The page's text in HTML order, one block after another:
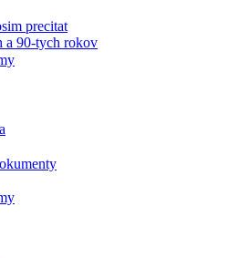
precitat
a 90-tych rokov